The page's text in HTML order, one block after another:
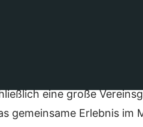
eine große
gemeinsame Erlebnis im